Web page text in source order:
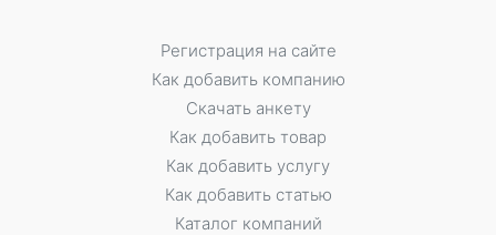
Регистрация на сайте
Как добавить компанию
Скачать анкету
Как добавить товар
Как добавить услугу
Как добавить статью
Каталог компаний